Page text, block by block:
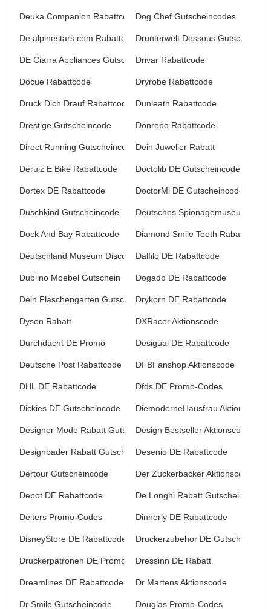
Deuka Companion RabattcodeDog Chef Gutscheincodes
De.alpinestars.com RabattcodeDrunterwelt Dessous
DE Ciarra Appliances GutscheincodesDrivar Rabattcode
Docue Rabattcode Dryrobe Rabattcode
Druck Dich Drauf Rabattcode Dunleath Rabattcode
Drestige Gutscheincode Donrepo Rabattcode
Direct Running GutscheincodeDein Juwelier Rabatt
Deruiz E Bike Rabattcode Doctolib DE Gutscheincode
Dortex DE Rabattcode DoctorMi DE Gutscheincode
Duschkind Gutscheincode Deutsches Spionagemuseum
Dock And Bay Rabattcode Diamond Smile Teeth Rabattcode
Deutschland Museum DiscountDalfilo DE Rabattcode
Dublino Moebel Gutschein Dogado DE Rabattcode
Dein Flaschengarten GutscheincodeDrykorn DE Rabattcode
Dyson Rabatt DXRacer Aktionscode
Durchdacht DE Promo Desigual DE Rabattcode
Deutsche Post Rabattcode DFBFanshop Aktionscode
DHL DE Rabattcode Dfds DE Promo-Codes
Dickies DE Gutscheincode DiemoderneHausfrau Aktionscode
Designer Mode Rabatt GutscheinDesign Bestseller Aktionscode
Designbader Rabatt GutscheinDesenio DE Rabattcode
Dertour Gutscheincode Der Zuckerbacker Aktionscode
Depot DE Rabattcode De Longhi Rabatt Gutschein
Deiters Promo-Codes Dinnerly DE Rabattcode
DisneyStore DE Rabattcode Druckerzubehor DE Gutscheincode
Druckerpatronen DE Promo Dressinn DE Rabatt
Dreamlines DE Rabattcode Dr Martens Aktionscode
Dr Smile Gutscheincode Douglas Promo-Codes